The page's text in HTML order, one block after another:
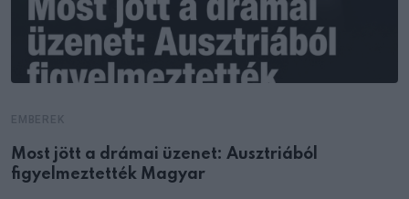
Most jött a drámai üzenet: Ausztriából
figyelmeztették Magyar